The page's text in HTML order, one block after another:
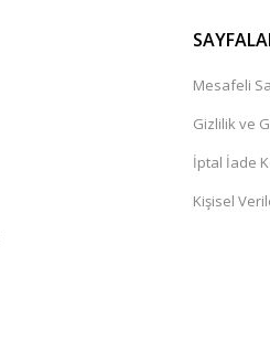
Mesafeli
Gizlilik ve
İptal İade
Kişisel